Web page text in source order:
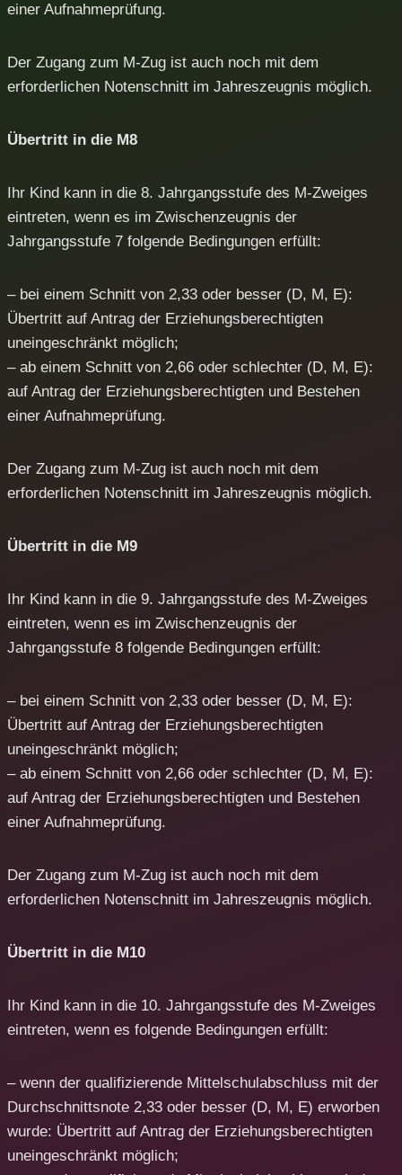
einer Aufnahmeprüfung.
Der Zugang zum M-Zug ist auch noch mit dem
erforderlichen Notenschnitt im Jahreszeugnis möglich.
Übertritt in die M8
Ihr Kind kann in die 8. Jahrgangsstufe des M-Zweiges
eintreten, wenn es im Zwischenzeugnis der
Jahrgangsstufe 7 folgende Bedingungen erfüllt:
– bei einem Schnitt von 2,33 oder besser (D, M, E):
Übertritt auf Antrag der Erziehungsberechtigten
uneingeschränkt möglich;
– ab einem Schnitt von 2,66 oder schlechter (D, M, E):
auf Antrag der Erziehungsberechtigten und Bestehen
einer Aufnahmeprüfung.
Der Zugang zum M-Zug ist auch noch mit dem
erforderlichen Notenschnitt im Jahreszeugnis möglich.
Übertritt in die M9
Ihr Kind kann in die 9. Jahrgangsstufe des M-Zweiges
eintreten, wenn es im Zwischenzeugnis der
Jahrgangsstufe 8 folgende Bedingungen erfüllt:
– bei einem Schnitt von 2,33 oder besser (D, M, E):
Übertritt auf Antrag der Erziehungsberechtigten
uneingeschränkt möglich;
– ab einem Schnitt von 2,66 oder schlechter (D, M, E):
auf Antrag der Erziehungsberechtigten und Bestehen
einer Aufnahmeprüfung.
Der Zugang zum M-Zug ist auch noch mit dem
erforderlichen Notenschnitt im Jahreszeugnis möglich.
Übertritt in die M10
Ihr Kind kann in die 10. Jahrgangsstufe des M-Zweiges
eintreten, wenn es folgende Bedingungen erfüllt:
– wenn der qualifizierende Mittelschulabschluss mit der
Durchschnittsnote 2,33 oder besser (D, M, E) erworben
wurde: Übertritt auf Antrag der Erziehungsberechtigten
uneingeschränkt möglich;